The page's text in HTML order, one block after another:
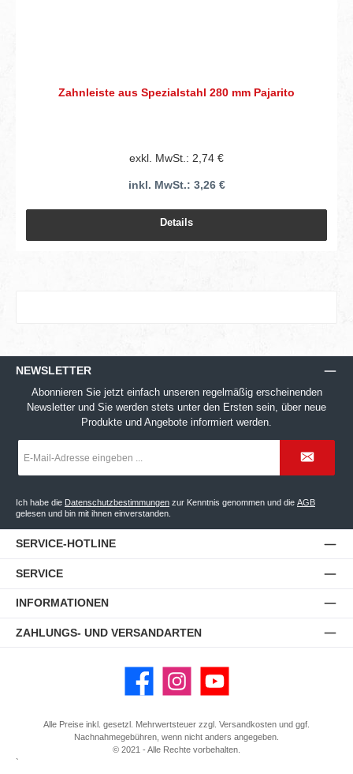
Zahnleiste aus Spezialstahl 280 mm Pajarito
exkl. MwSt.: 2,74 €
inkl. MwSt.: 3,26 €
Details
NEWSLETTER
Abonnieren Sie jetzt einfach unseren regelmäßig erscheinenden
Newsletter und Sie werden stets unter den Ersten sein, über neue
Produkte und Angebote informiert werden.
Mail-
*
Ich habe die Datenschutzbestimmungen zur Kenntnis genommen und die AGB
gelesen und bin mit ihnen einverstanden.
SERVICE-HOTLINE
SERVICE
INFORMATIONEN
ZAHLUNGS- UND VERSANDARTEN
Facebook Instagram YouTube
Alle Preise inkl. gesetzl. Mehrwertsteuer zzgl. Versandkosten und ggf.
Nachnahmegebühren, wenn nicht anders angegeben.
© 2021 - Alle Rechte vorbehalten.
`